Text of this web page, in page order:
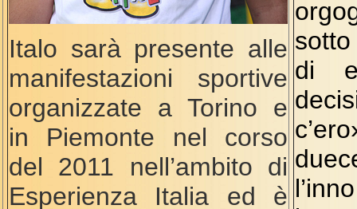
Italo sarà presente alle
manifestazioni sportive
organizzate a Torino e
in Piemonte nel corso
del 2011 nell’ambito di
Esperienza Italia ed è
sotto
di